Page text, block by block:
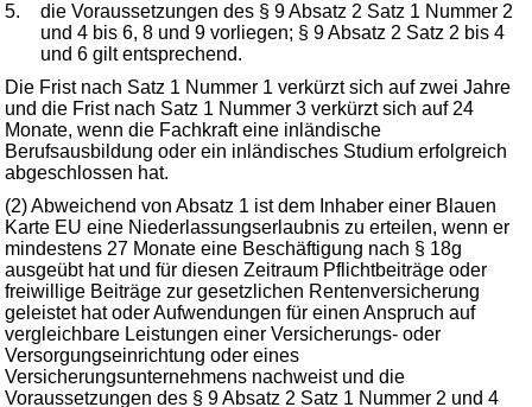
5.
die Voraussetzungen des § 9 Absatz 2 Satz 1 Nummer 2
und 4 bis 6, 8 und 9 vorliegen; § 9 Absatz 2 Satz 2 bis 4
und 6 gilt entsprechend.
Die Frist nach Satz 1 Nummer 1 verkürzt sich auf zwei Jahre
und die Frist nach Satz 1 Nummer 3 verkürzt sich auf 24
Monate, wenn die Fachkraft eine inländische
Berufsausbildung oder ein inländisches Studium erfolgreich
abgeschlossen hat.
(2) Abweichend von Absatz 1 ist dem Inhaber einer Blauen
Karte EU eine Niederlassungserlaubnis zu erteilen, wenn er
mindestens 27 Monate eine Beschäftigung nach § 18g
ausgeübt hat und für diesen Zeitraum Pflichtbeiträge oder
freiwillige Beiträge zur gesetzlichen Rentenversicherung
geleistet hat oder Aufwendungen für einen Anspruch auf
vergleichbare Leistungen einer Versicherungs- oder
Versorgungseinrichtung oder eines
Versicherungsunternehmens nachweist und die
Voraussetzungen des § 9 Absatz 2 Satz 1 Nummer 2 und 4